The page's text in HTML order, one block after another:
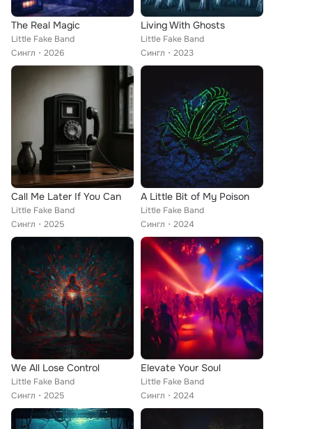
The Real Magic
Little Fake Band
Сингл
2026
Living With Ghosts
Little Fake Band
Сингл
2023
Call Me Later If You Can
Little Fake Band
Сингл
2025
A Little Bit of My Poison
Little Fake Band
Сингл
2024
We All Lose Control
Little Fake Band
Сингл
2025
Elevate Your Soul
Little Fake Band
Сингл
2024